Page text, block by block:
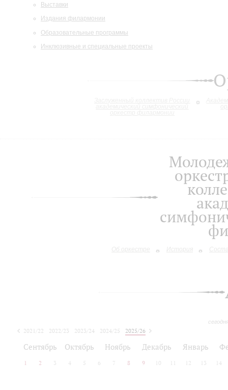
Выставки
Издания филармонии
Образовательные программы
Инклюзивные и специальные проекты
Об оркестре История
2021/22 2022/23 2023/24 2024/25
2025/26
Сентябрь Октябрь Ноябрь Декабрь Январь
1 2 3 4 5 6 7 8 9 10 12 13 14